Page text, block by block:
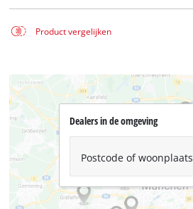
Product vergelijken
Dealers in de omgeving
Postcode of woonplaats